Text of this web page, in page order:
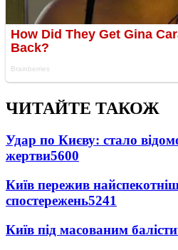
ЧИТАЙТЕ ТАКОЖ
Удар по Києву: стало
жертви5600
Київ пережив
спостережень5241
Київ під масованим